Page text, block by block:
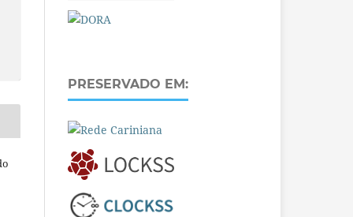
PRESERVADO EM: